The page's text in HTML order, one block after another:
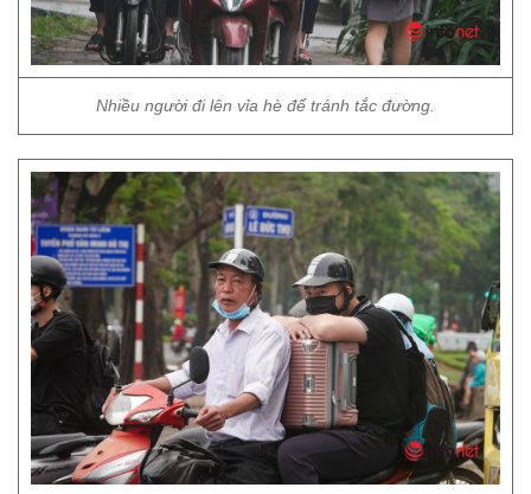
Nhiều người đi lên vỉa hè để tránh tắc đường.